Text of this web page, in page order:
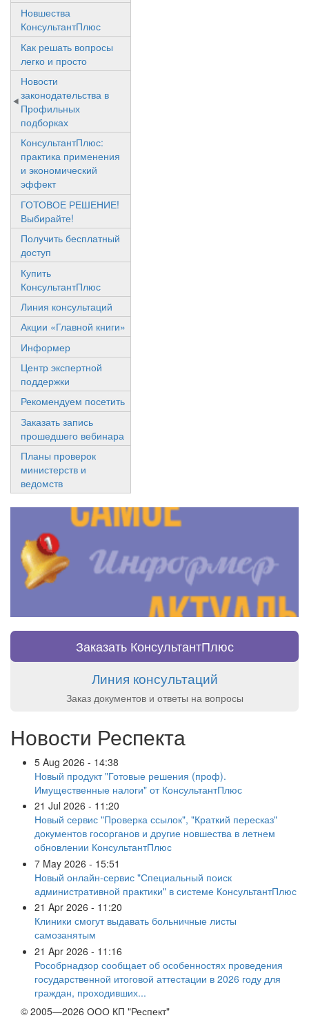
Новшества
КонсультантПлюс
Как решать вопросы
легко и просто
Новости
законодательства в
Профильных
подборках
КонсультантПлюс:
практика применения
и экономический
эффект
ГОТОВОЕ РЕШЕНИЕ!
Выбирайте!
Получить бесплатный
доступ
Купить
КонсультантПлюс
Линия консультаций
Акции «Главной книги»
Информер
Центр экспертной
поддержки
Рекомендуем посетить
Заказать запись
прошедшего вебинара
Планы проверок
министерств и
ведомств
Заказать КонсультантПлюс
Линия консультаций
Заказ документов и ответы на вопросы
Новости Респекта
5 Aug 2026 - 14:38
Новый продукт "Готовые решения (проф).
Имущественные налоги" от КонсультантПлюс
21 Jul 2026 - 11:20
Новый сервис "Проверка ссылок", "Краткий пересказ"
документов госорганов и другие новшества в летнем
обновлении КонсультантПлюс
7 May 2026 - 15:51
Новый онлайн-сервис "Специальный поиск
административной практики" в системе КонсультантПлюс
21 Apr 2026 - 11:20
Клиники смогут выдавать больничные листы
самозанятым
21 Apr 2026 - 11:16
Рособрнадзор сообщает об особенностях проведения
государственной итоговой аттестации в 2026 году для
граждан, проходивших...
© 2005—2026 ООО КП "Респект"